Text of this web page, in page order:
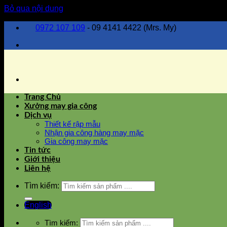
Bỏ qua nội dung
0972 107 109 - 09 4141 4422 (Mrs. My)
Trang Chủ
Xưởng may gia công
Dịch vụ
Thiết kế rập mẫu
Nhận gia công hàng may mặc
Gia công may mặc
Tin tức
Giới thiệu
Liên hệ
Tìm kiếm:
English
Tìm kiếm: